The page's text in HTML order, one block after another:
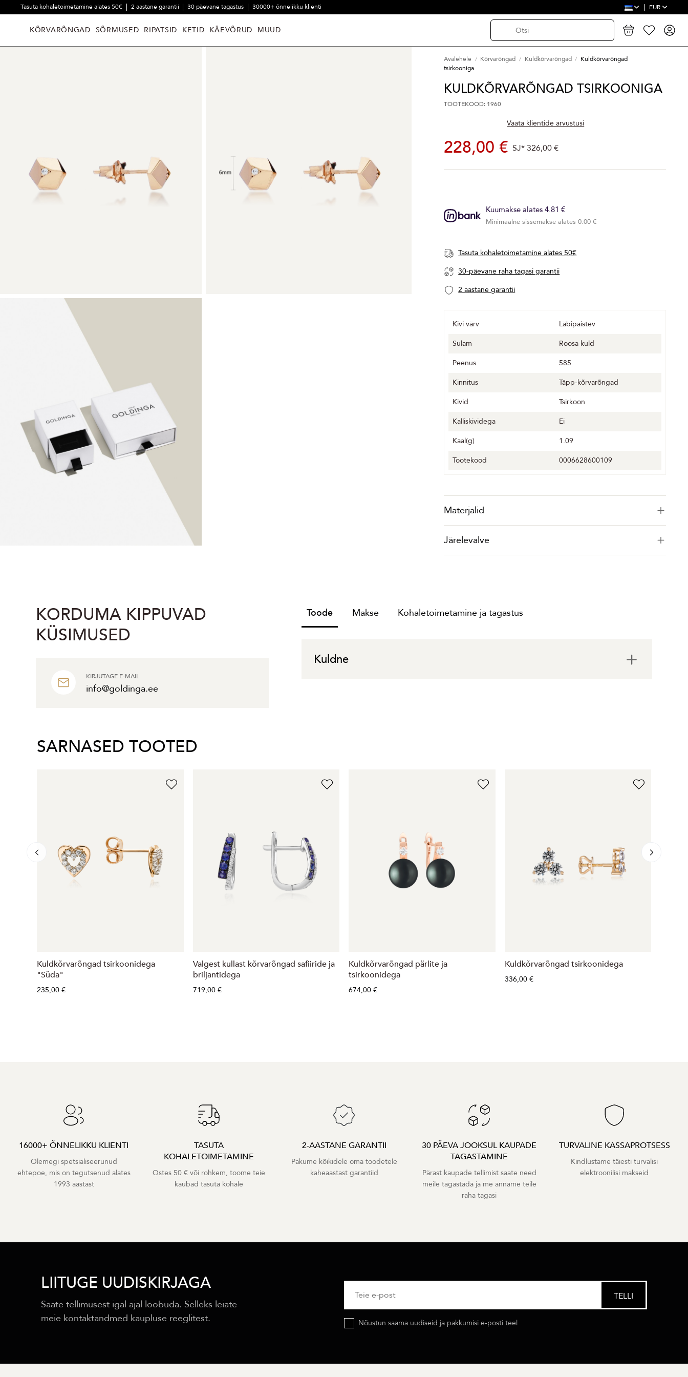
Tasuta kohaletoimetamine alates 50€ 2 aastane garantii 30 päevane tagastus 30000+ õnnelikku klienti EUR
KÕRVARÕNGAD SÕRMUSED RIPATSID KETID KÄEVÕRUD MUUD
Avalehele Kõrvarõngad Kuldkõrvarõngad
Kuldkõrvarõngad
tsirkooniga
KULDKÕRVARÕNGAD TSIRKOONIGA
TOOTEKOOD: 1960
Vaata klientide arvustusi
228,00 € SJ*326,00 €
Kuumakse alates 4.81 €
Minimaalne sissemakse alates 0.00 €
Tasuta kohaletoimetamine alates 50€
30-päevane raha tagasi garantii
2 aastane garantii
Kivi värv
Läbipaistev
Sulam
Roosa kuld
Peenus
585
Kinnitus
Täpp-kõrvarõngad
Kivid
Tsirkoon
Kalliskividega
Ei
Kaal(g)
1.09
Tootekood
0006628600109
Materjalid
Järelevalve
KORDUMA KIPPUVAD
KÜSIMUSED
KIRJUTAGE E-MAIL
info@goldinga.ee
Toode Makse Kohaletoimetamine ja tagastus
Kuldne
SARNASED TOOTED
Kuldkõrvarõngad tsirkoonidega
"Süda"
235,00 €
Valgest kullast kõrvarõngad safiiride ja
briljantidega
719,00 €
Kuldkõrvarõngad pärlite ja
tsirkoonidega
674,00 €
Kuldkõrvarõngad tsirkoonidega
336,00 €
16000+ ÕNNELIKKU KLIENTI
Olemegi spetsialiseerunud
ehtepoe, mis on tegutsenud alates
1993 aastast
TASUTA
KOHALETOIMETAMINE
Ostes 50 € või rohkem, toome teie
kaubad tasuta kohale
2-AASTANE GARANTII
Pakume kõikidele oma toodetele
kaheaastast garantiid
30 PÄEVA JOOKSUL KAUPADE
TAGASTAMINE
Pärast kaupade tellimist saate need
meile tagastada ja me anname teile
raha tagasi
TURVALINE KASSAPROTSESS
Kindlustame täiesti turvalisi
elektroonilisi makseid
LIITUGE UUDISKIRJAGA
Saate tellimusest igal ajal loobuda. Selleks leiate
meie kontaktandmed kaupluse reeglitest.
Nõustun saama uudiseid ja pakkumisi e-posti teel